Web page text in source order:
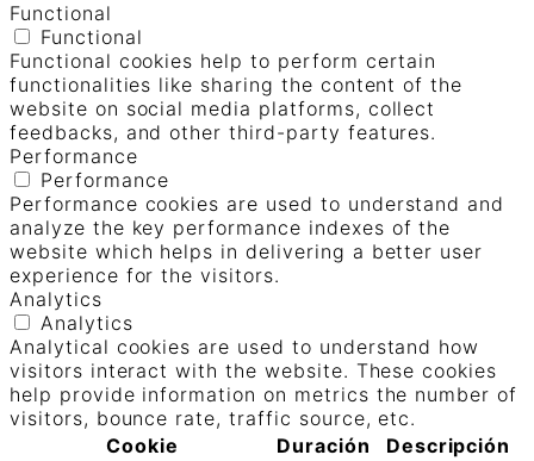
Functional
Functional
Functional cookies help to perform certain
functionalities like sharing the content of the
website on social media platforms, collect
feedbacks, and other third-party features.
Performance
Performance
Performance cookies are used to understand and
analyze the key performance indexes of the
website which helps in delivering a better user
experience for the visitors.
Analytics
Analytics
Analytical cookies are used to understand how
visitors interact with the website. These cookies
help provide information on metrics the number of
visitors, bounce rate, traffic source, etc.
Cookie
Duración Descripción